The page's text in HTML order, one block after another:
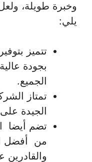
وخبرة طويلة،
يلي:
تتميز
بجودة
الجميع.
تمتاز
الجيدة
تضم أيضا
من أفضل
والقادرين